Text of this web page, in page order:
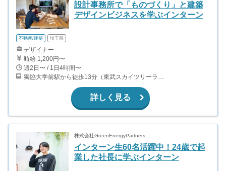
設計事務所で「ものづくり」と建築
デザインビジネスを学ぶインターン
不動産/建築 埼玉県
デザイナー
時給 1,200円〜
週2日〜 / 1日4時間〜
獨協大学前駅から徒歩13分（東武スカイツリーライン、東武伊勢崎線、東武日光線、鬼怒川線）
詳しく見る
株式会社GreenEnergyPartners
インターン生60名活躍中！24歳で起
業した社長に学ぶインターン